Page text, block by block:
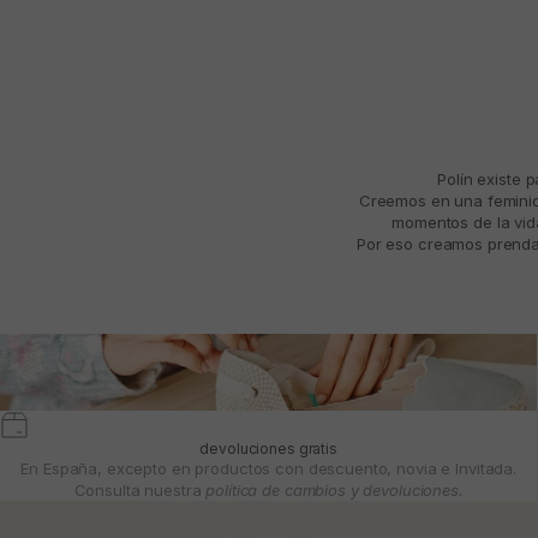
Polín existe
Creemos en una
momentos de la
Por eso creamos
devoluciones gratis
En España, excepto en productos con descuento, novia e Invitada.
Consulta nuestra política de cambios y devoluciones.